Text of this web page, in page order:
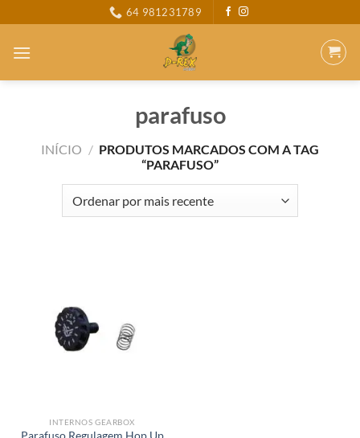
to
content
64 981231789
parafuso
INÍCIO / PRODUTOS MARCADOS COM A TAG
“PARAFUSO”
INTERNOS GEARBOX